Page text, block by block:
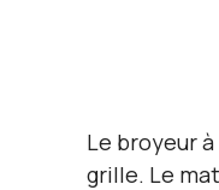
Le broyeur
grille. Le